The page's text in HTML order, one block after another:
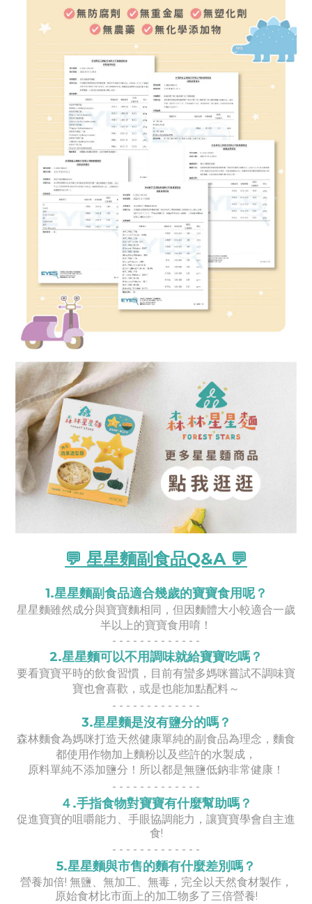
💬 星星麵副食品Q&A 💬
1.星星麵副食品適合幾歲的寶寶食用呢？
星星麵雖然成分與寶寶麵相同，但因麵體大小較適合一歲
半以上的寶寶食用唷！
- - - - - - - - - - - - -
2.星星麵可以不用調味就給寶寶吃嗎？
要看寶寶平時的飲食習慣，目前有蠻多媽咪嘗試不調味寶
寶也會喜歡，或是也能加點配料～
- - - - - - - - - - - - -
3.星星麵是沒有鹽分的嗎？
森林麵食為媽咪打造天然健康單純的副食品為理念，麵食
都使用作物加上麵粉以及些許的水製成，
原料單純不添加鹽分！所以都是無鹽低鈉非常健康！
- - - - - - - - - - - - -
４.手指食物對寶寶有什麼幫助嗎？
促進寶寶的咀嚼能力、手眼協調能力，讓寶寶學會自主進
食!
- - - - - - - - - - - - -
5.星星麵與市售的麵有什麼差別嗎？
營養加倍! 無鹽、無加工、無毒，完全以天然食材製作，
原始食材比市面上的加工物多了三倍營養!